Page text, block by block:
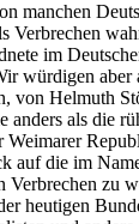
manchen
Verbrechen
im
würdigen aber
von Helmuth
anders als die
Weimarer
auf die im
Verbrechen zu
heutigen